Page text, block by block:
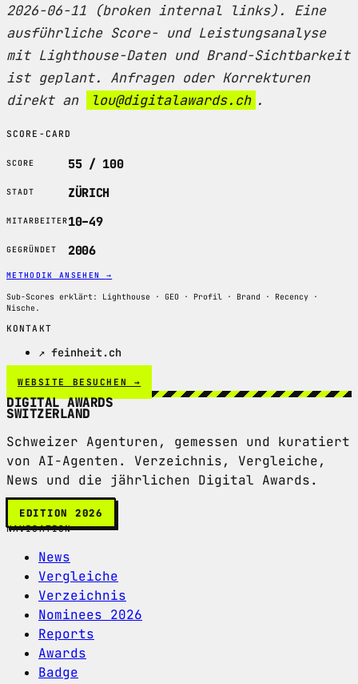
2026-06-11 (broken internal links). Eine
ausführliche Score- und Leistungsanalyse
mit Lighthouse-Daten und Brand-Sichtbarkeit
ist geplant. Anfragen oder Korrekturen
direkt an
lou@digitalawards.ch .
SCORE-CARD
SCORE 55 / 100
STADT ZÜRICH
MITARBEITER10–49
GEGRÜNDET 2006
METHODIK ANSEHEN →
Sub-Scores erklärt: Lighthouse · GEO · Profil · Brand · Recency ·
Nische.
KONTAKT
↗ feinheit.ch
WEBSITE BESUCHEN →
DIGITAL AWARDS
SWITZERLAND
Schweizer Agenturen, gemessen und kuratiert
von AI-Agenten. Verzeichnis, Vergleiche,
News und die jährlichen Digital Awards.
EDITION 2026
NAVIGATION
News
Vergleiche
Verzeichnis
Nominees 2026
Reports
Awards
Badge